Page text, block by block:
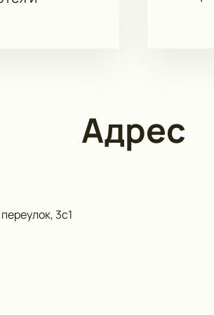
Адрес
3с1